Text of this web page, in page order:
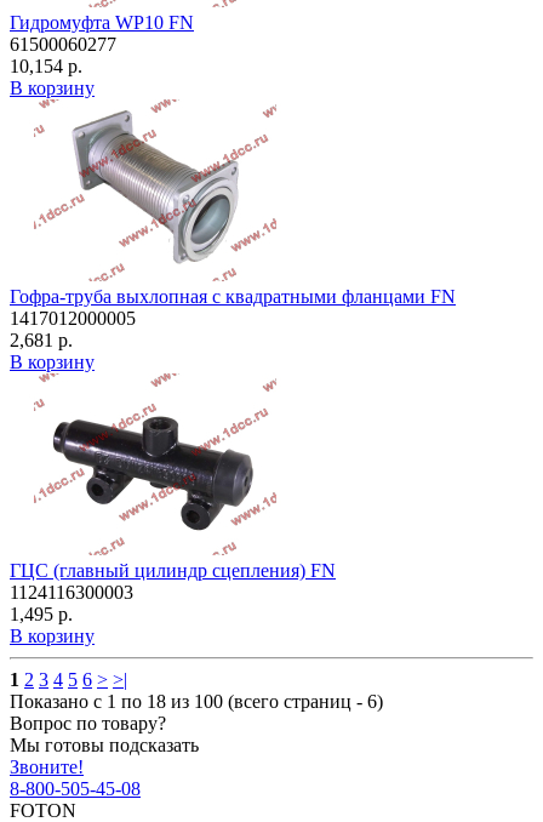
Гидромуфта WP10 FN
61500060277
10,154 р.
В корзину
Гофра-труба выхлопная с квадратными фланцами FN
1417012000005
2,681 р.
В корзину
ГЦС (главный цилиндр сцепления) FN
1124116300003
1,495 р.
В корзину
1 2 3 4 5 6 > >|
Показано с 1 по 18 из 100 (всего страниц - 6)
Вопрос по товару?
Мы готовы подсказать
Звоните!
8-800-505-45-08
FOTON